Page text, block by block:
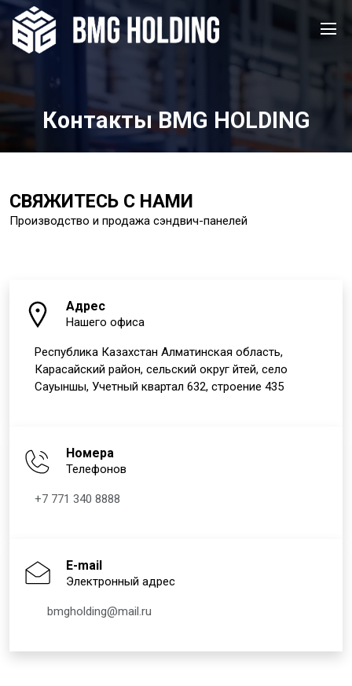
Контакты BMG HOLDING
СВЯЖИТЕСЬ С НАМИ
Производство и продажа сэндвич-панелей
Адрес
Нашего офиса
Республика Казахстан Алматинская область,
Карасайский район, сельский округ Әйтей, село
Сауыншы, Учетный квартал 632, строение 435
Номера
Телефонов
+7 771 340 8888
E-mail
Электронный адрес
bmgholding@mail.ru